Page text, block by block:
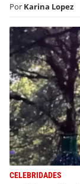
Por Karina Lopez
CELEBRIDADES